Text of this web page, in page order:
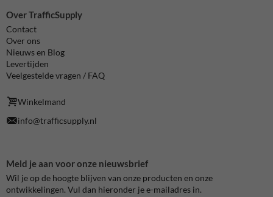
Over TrafficSupply
Contact
Over ons
Nieuws en Blog
Levertijden
Veelgestelde vragen / FAQ
Winkelmand
info@trafficsupply.nl
Meld je aan voor onze nieuwsbrief
Wil je op de hoogte blijven van onze producten en onze
ontwikkelingen. Vul dan hieronder je e-mailadres in.